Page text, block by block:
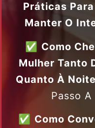
Práticas
Manter O
✅ Como
Mulher Tanto
Quanto À Noite
Passo A
✅ Como